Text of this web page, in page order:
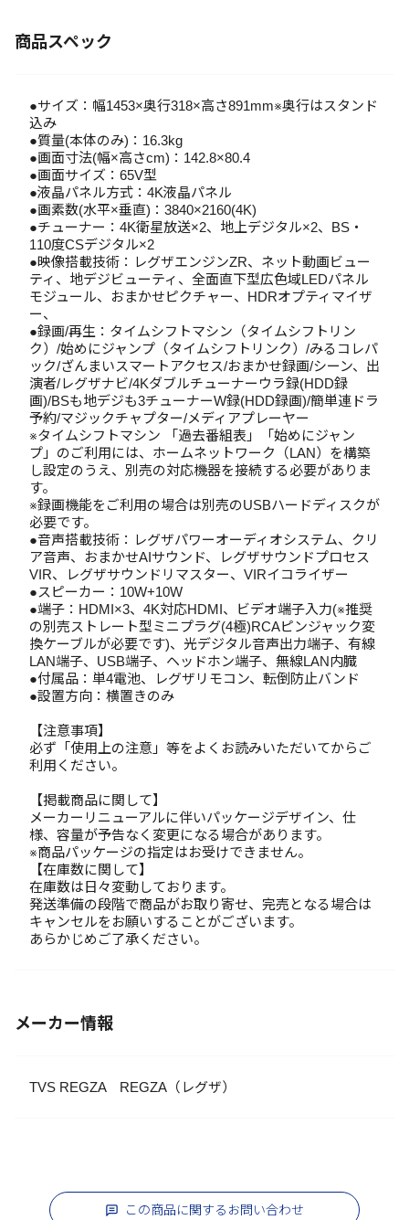
商品スペック
●サイズ：幅1453×奥行318×高さ891mm※奥行はスタンド
込み
●質量(本体のみ)：16.3kg
●画面寸法(幅×高さcm)：142.8×80.4
●画面サイズ：65V型
●液晶パネル方式：4K液晶パネル
●画素数(水平×垂直)：3840×2160(4K)
●チューナー：4K衛星放送×2、地上デジタル×2、BS・
110度CSデジタル×2
●映像搭載技術：レグザエンジンZR、ネット動画ビュー
ティ、地デジビューティ、全面直下型広色域LEDパネル
モジュール、おまかせピクチャー、HDRオプティマイザ
ー、
●録画/再生：タイムシフトマシン（タイムシフトリン
ク）/始めにジャンプ（タイムシフトリンク）/みるコレパ
ック/ざんまいスマートアクセス/おまかせ録画/シーン、出
演者/レグザナビ/4Kダブルチューナーウラ録(HDD録
画)/BSも地デジも3チューナーW録(HDD録画)/簡単連ドラ
予約/マジックチャプター/メディアプレーヤー
※タイムシフトマシン 「過去番組表」「始めにジャン
プ」のご利用には、ホームネットワーク（LAN）を構築
し設定のうえ、別売の対応機器を接続する必要がありま
す。
※録画機能をご利用の場合は別売のUSBハードディスクが
必要です。
●音声搭載技術：レグザパワーオーディオシステム、クリ
ア音声、おまかせAIサウンド、レグザサウンドプロセス
VIR、レグザサウンドリマスター、VIRイコライザー
●スピーカー：10W+10W
●端子：HDMI×3、4K対応HDMI、ビデオ端子入力(※推奨
の別売ストレート型ミニプラグ(4極)RCAピンジャック変
換ケーブルが必要です)、光デジタル音声出力端子、有線
LAN端子、USB端子、ヘッドホン端子、無線LAN内臓
●付属品：単4電池、レグザリモコン、転倒防止バンド
●設置方向：横置きのみ
【注意事項】
必ず「使用上の注意」等をよくお読みいただいてからご
利用ください。
【掲載商品に関して】
メーカーリニューアルに伴いパッケージデザイン、仕
様、容量が予告なく変更になる場合があります。
※商品パッケージの指定はお受けできません。
【在庫数に関して】
在庫数は日々変動しております。
発送準備の段階で商品がお取り寄せ、完売となる場合は
キャンセルをお願いすることがございます。
あらかじめご了承ください。
メーカー情報
TVS REGZA REGZA（レグザ）
この商品に関するお問い合わせ